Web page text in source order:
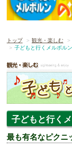
トップ 観光・楽しむ
子どもと行くメルボル
子どもと行く
最も有名なピクニ